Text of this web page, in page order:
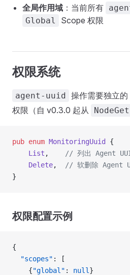
全局作用域 ：当前所有
Global Scope 权限
权限系统
agent-uuid 操作需要独立的
权限（自 v0.3.0 起从 NodeGet
pub enum MonitoringUuid
{
    List
,
// 列出 Agent
    Delete
,
// 软删除 Agent
}
权限配置示例
{
  "scopes"
: [
    {
"global" : null }